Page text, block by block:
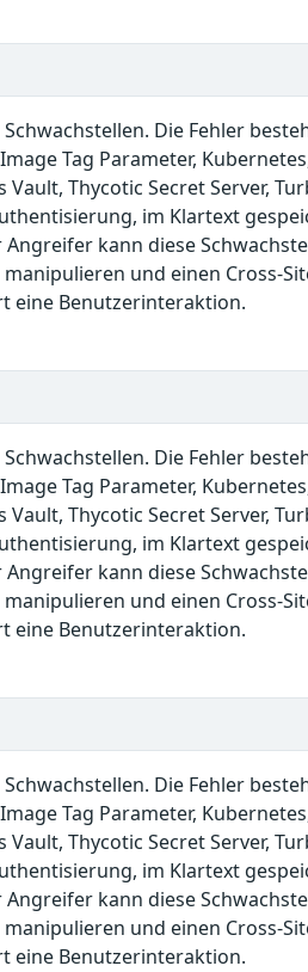
Die Fehler
Tag Parameter,
Vault, Thycotic Secret Server,
im Klartext
kann diese
und einen Cross-
eine Benutzerinteraktion.
Die Fehler
Tag Parameter,
Vault, Thycotic Secret Server,
im Klartext
kann diese
und einen Cross-
eine Benutzerinteraktion.
Die Fehler
Tag Parameter,
Vault, Thycotic Secret Server,
im Klartext
kann diese
und einen Cross-
eine Benutzerinteraktion.